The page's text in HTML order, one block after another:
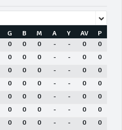
G B M A Y AV
P
0 0 0 - - 0
0
0 0 0 - - 0
0
0 0 0 - - 0
0
0 0 0 - - 0
0
0 0 0 - - 0
0
0 0 0 - - 0
0
0 0 0 - - 0
0